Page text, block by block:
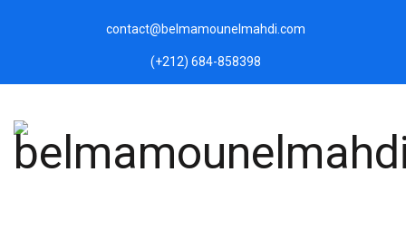
contact@belmamounelmahdi.com
(+212) 684-858398